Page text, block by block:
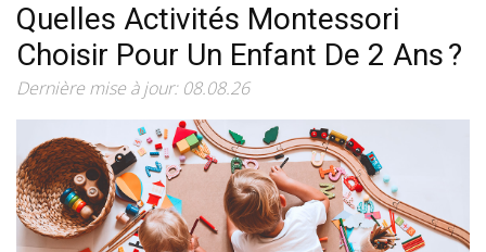
Quelles Activités Montessori
Choisir Pour Un Enfant De 2 Ans ?
Dernière mise à jour: 08.08.26